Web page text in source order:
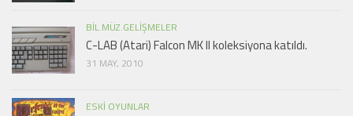
BIL.MÜZ.GELIŞMELER
C-LAB (Atari) Falcon MK II koleksiyona katıldı.
31 MAY, 2010
ESKI OYUNLAR